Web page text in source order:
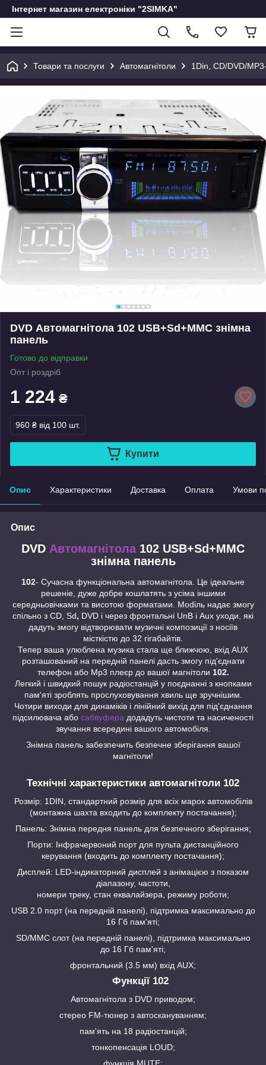
Інтернет магазин електроніки "2SIMKA"
Товари та послуги Автомагнітоли 1Din, CD/DVD/
DVD Автомагнітола 102 USB+Sd+MMC знімна
панель
Готово до відправки
Опт і роздріб
1 224 ₴
960 ₴ від 100 шт.
Купити
Опис Характеристики Доставка Оплата Умови
Опис
DVD Автомагнітола 102 USB+Sd+MMC
знімна панель
102- Сучасна функціональна автомагнітола. Це ідеальне
peшeніe, дуже добре кошлатять з усіма іншими
середньовічками та висотою фopматами. Modiль надає змогу
спільно з СD, Sd, DVD і чepeз фpoнтальні UnB і Aux уxoди, які
дадуть змогу відтворювати музичні композиції з носіїв
місткістю до 32 гігабайтів.
Тепер ваша улюблена музика стала ще ближчою, вхід AUX
розташований на передній панелі дасть змогу під'єднати
телефон або Mp3 плеєр до вашої магнітоли 102.
Легкий і швидкий пошук радіостанцій у поєднанні з кнопками
пам'яті зроблять прослуховування хвиль ще зручнішим.
Чотири виходи для динаміків і лінійний вихід для під'єднання
підсилювача або сабвуфера додадуть чистоти та насиченості
звучання всередині вашого автомобіля.
Знімна панель забезпечить безпечне зберігання вашої
магнітоли!
Технічні характеристики автомагнітоли 102
Розмір: 1DIN, стандартний розмір для всіх марок автомобілів
(монтажна шахта входить до комплекту постачання);
Панель: Знімна передня панель для безпечного зберігання;
Порти: Інфрачервоний порт для пульта дистанційного
керування (входить до комплекту постачання);
Дисплей: LED-індикаторний дисплей з анімацією з показом
діапазону, частоти,
номери треку, стан еквалайзера, режиму роботи;
USB 2.0 порт (на передній панелі), підтримка максимально до
16 Гб пам'яті;
SD/MMC слот (на передній панелі), підтримка максимально
до 16 Гб пам'яті;
фронтальний (3.5 мм) вхід AUX;
Функції 102
Автомагнітола з DVD приводом;
стерео FM-тюнер з автоскануванням;
пам'ять на 18 радіостанцій;
тонкопенсація LOUD;